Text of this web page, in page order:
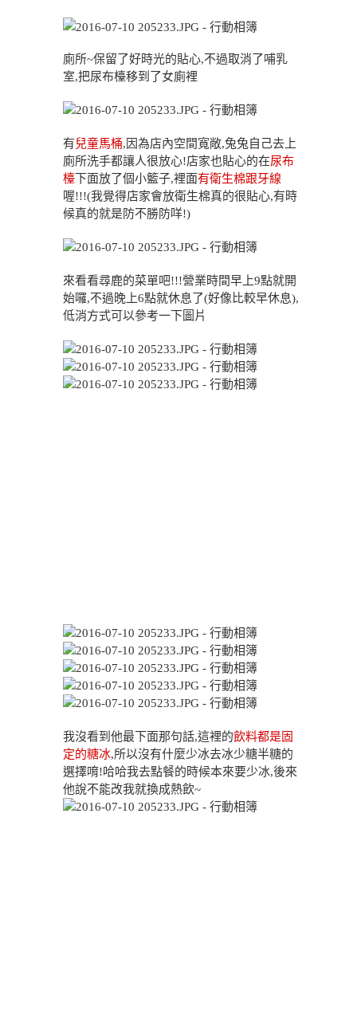
廁所~保留了好時光的貼心,不過取消了哺乳
室,把尿布檯移到了女廁裡
有兒童馬桶,因為店內空間寬敞,兔兔自己去上
廁所洗手都讓人很放心!店家也貼心的在尿布
檯下面放了個小籃子,裡面有衛生棉跟牙線
喔!!!(我覺得店家會放衛生棉真的很貼心,有時
候真的就是防不勝防咩!)
來看看尋鹿的菜單吧!!!營業時間早上9點就開
始囉,不過晚上6點就休息了(好像比較早休息),
低消方式可以參考一下圖片
我沒看到他最下面那句話,這裡的飲料都是固
定的糖冰,所以沒有什麼少冰去冰少糖半糖的
選擇唷!哈哈我去點餐的時候本來要少冰,後來
他說不能改我就換成熱飲~